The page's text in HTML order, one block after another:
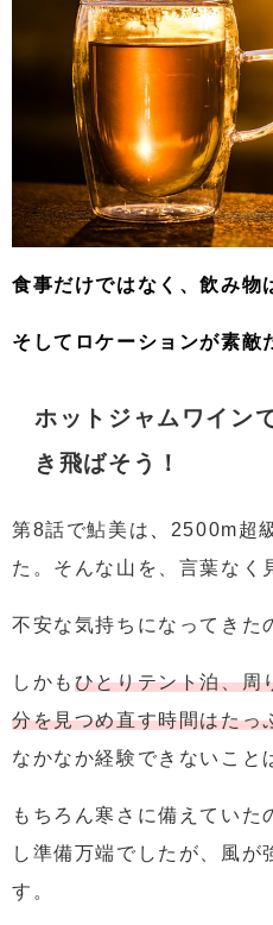
食事だけではなく、飲み物
そしてロケーションが素敵
ホットジャムワイン
き飛ばそう！
第8話で鮎美は
2500m超
た。そんな山を、言葉なく
不安な気持ちになってきた
しかも ひとりテント泊、周
分を見つめ直す時間はたっ
なかなか経験できないこと
もちろん寒さに備えていた
し準備万端でしたが、風が
す。